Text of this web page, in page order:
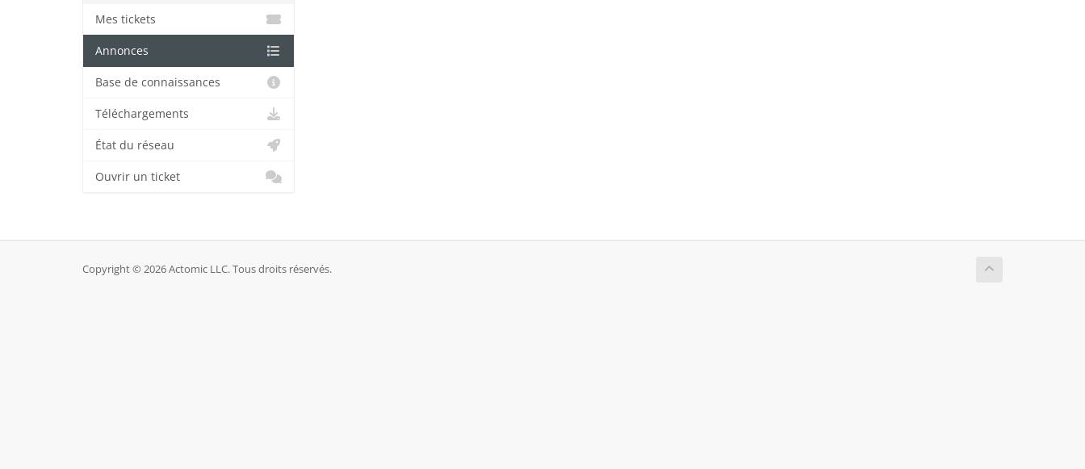
Mes tickets
Annonces
Base de connaissances
Téléchargements
État du réseau
Ouvrir un ticket
Copyright © 2026 Actomic LLC. Tous droits réservés.